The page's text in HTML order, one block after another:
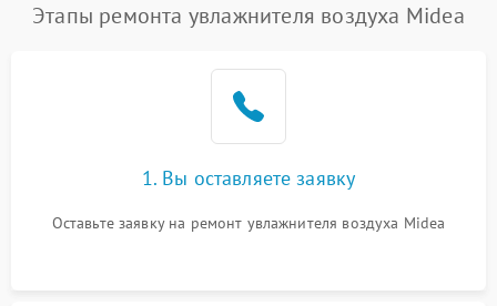
Этапы ремонта увлажнителя воздуха Midea
1. Вы оставляете заявку
Оставьте заявку на ремонт увлажнителя воздуха Midea